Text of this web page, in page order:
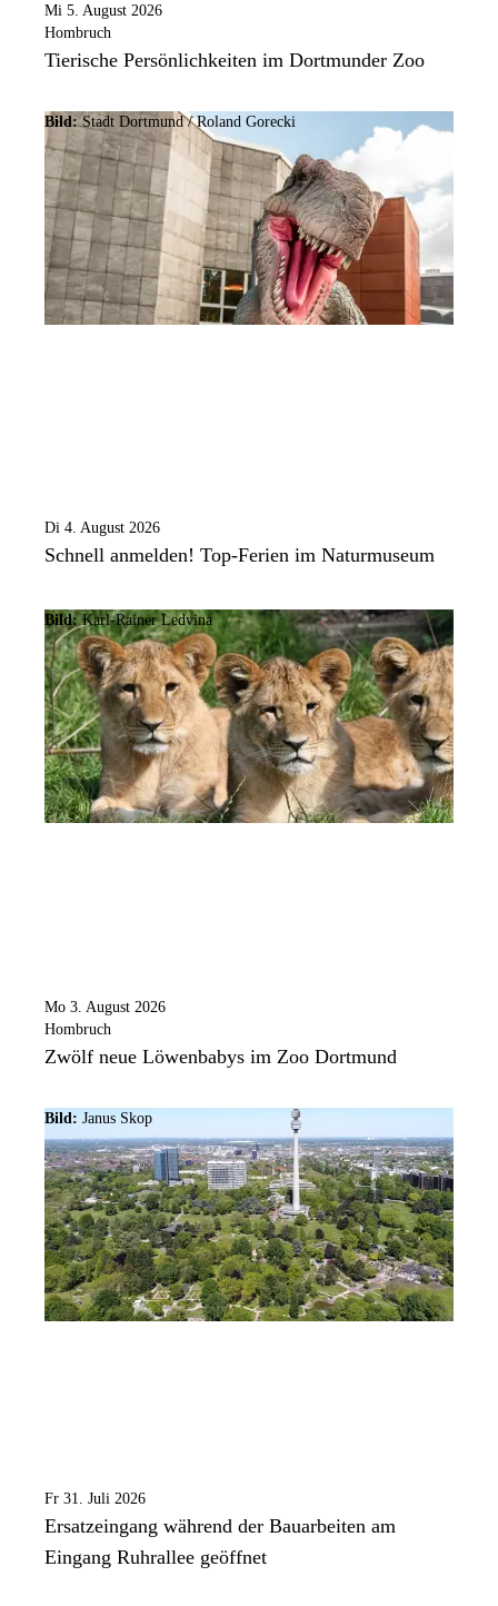
Mi 5. August 2026
Hombruch
Tierische Persönlichkeiten im Dortmunder Zoo
Bild:Stadt Dortmund / Roland Gorecki
Di 4. August 2026
Schnell anmelden! Top-Ferien im Naturmuseum
Bild: Karl-Rainer Ledvina
Mo 3. August 2026
Hombruch
Zwölf neue Löwenbabys im Zoo Dortmund
Bild: Janus Skop
Fr 31. Juli 2026
Ersatzeingang während der Bauarbeiten am
Eingang Ruhrallee geöffnet